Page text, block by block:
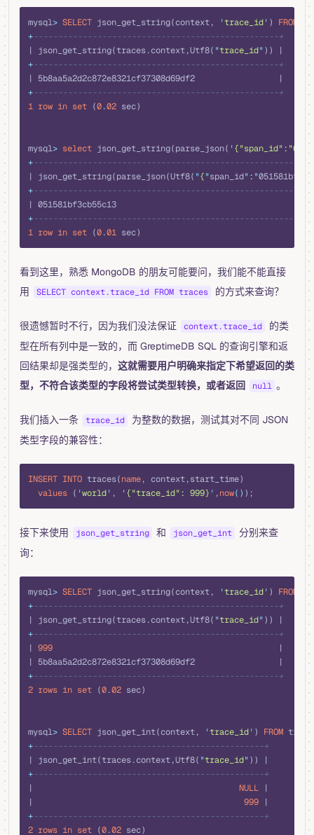
mysql> SELECT json_get_string(context, 'trace_id' ) FROM
+--------------------------------------------------+
| json_get_string(traces.context,Utf8( "trace_id")) |
+--------------------------------------------------+
| 5b8aa5a2d2c872e8321cf37308d69df2                 |
+--------------------------------------------------+
1 row in set (0.02 sec)
mysql> select json_get_string(parse_json( '
+
| json_get_string(parse_json(Utf8( "{"span_id" : "
+
| 051581bf3cb55c13
+
1 row in set (0.01 sec)
看到这里，熟悉 MongoDB 的朋友可能要问，我们能不能直接
用
SELECT context.trace_id FROM traces 的方式来查询？
很遗憾暂时不行，因为我们没法保证 context.trace_id
的类
型在所有列中是一致的，而 GreptimeDB SQL 的查询引擎和返
回结果却是强类型的， 这就需要用户明确来指定下希望返回的类
型，不符合该类型的字段将尝试类型转换，或者返回
null 。
我们插入一条 trace_id
为整数的数据，测试其对不同 JSON
类型字段的兼容性：
INSERT INTO traces(name, context,start_time)
  values
( 'world' , '{"trace_id": 999} ' ,now() );
接下来使用 json_get_string 和 json_get_int
分别来查
询：
mysql> SELECT json_get_string(context, 'trace_id' ) FROM
+--------------------------------------------------+
| json_get_string(traces.context,Utf8( "trace_id")) |
+--------------------------------------------------+
| 999
                                              |
| 5b8aa5a2d2c872e8321cf37308d69df2                 |
+--------------------------------------------------+
2 rows in set (0.02 sec)
mysql> SELECT json_get_int(context, 'trace_id' ) FROM
+-----------------------------------------------+
| json_get_int(traces.context,Utf8( "trace_id")) |
+-----------------------------------------------+
| NULL |
| 999 |
+-----------------------------------------------+
2 rows in set (0.02 sec)